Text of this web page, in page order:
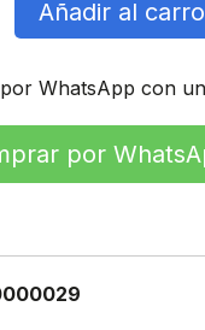
Añadir al carro
WhatsApp con
por